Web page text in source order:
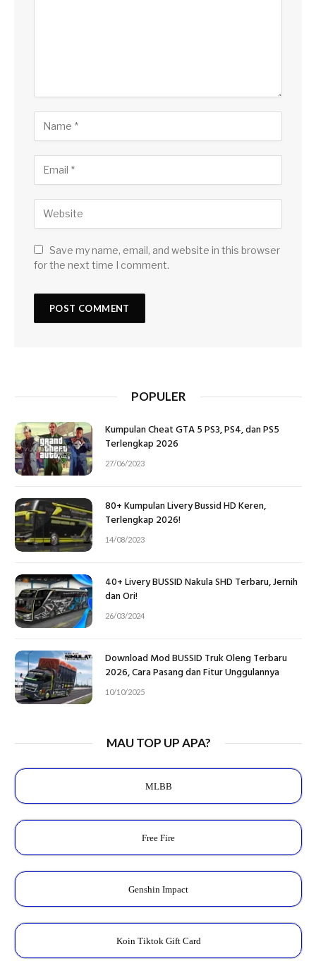
Save my name, email, and website in this browser
for the next time I comment.
POPULER
Kumpulan Cheat GTA 5 PS3, PS4, dan PS5
Terlengkap 2026
27/06/2023
80+ Kumpulan Livery Bussid HD Keren,
Terlengkap 2026!
14/08/2023
40+ Livery BUSSID Nakula SHD Terbaru, Jernih
dan Ori!
26/03/2024
Download Mod BUSSID Truk Oleng Terbaru
2026, Cara Pasang dan Fitur Unggulannya
10/10/2025
MAU TOP UP APA?
MLBB
Free Fire
Genshin Impact
Koin Tiktok Gift Card